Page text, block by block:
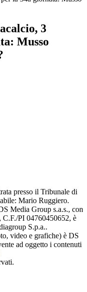
3
Musso
presso il Tribunale di
Mario Ruggiero.
Media Group s.a.s., con
PI 04760450652, è
S.p.a..
video e grafiche) è DS
ad oggetto i contenuti